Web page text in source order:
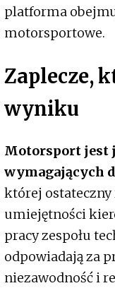
platforma
motorsportowe.
Zaplecze,
wyniku
Motorsport jest
wymagających
której
umiejętności
pracy zespołu
odpowiadają za
niezawodność i